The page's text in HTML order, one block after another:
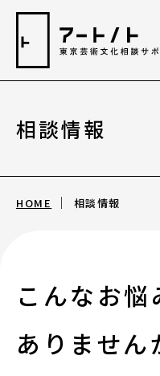
相談情報
相談情報
アートのこんなご
（相談例）
相談情報
HOME 相談情報
こんなお
ありません